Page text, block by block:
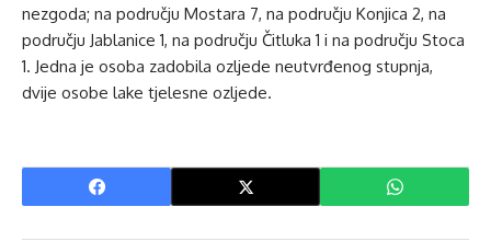
nezgoda; na području Mostara 7, na području Konjica 2, na
području Jablanice 1, na području Čitluka 1 i na području Stoca
1. Jedna je osoba zadobila ozljede neutvrđenog stupnja,
dvije osobe lake tjelesne ozljede.